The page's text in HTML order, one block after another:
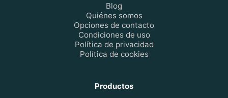
Blog
Quiénes somos
Opciones de contacto
Condiciones de uso
Política de privacidad
Política de cookies
Productos